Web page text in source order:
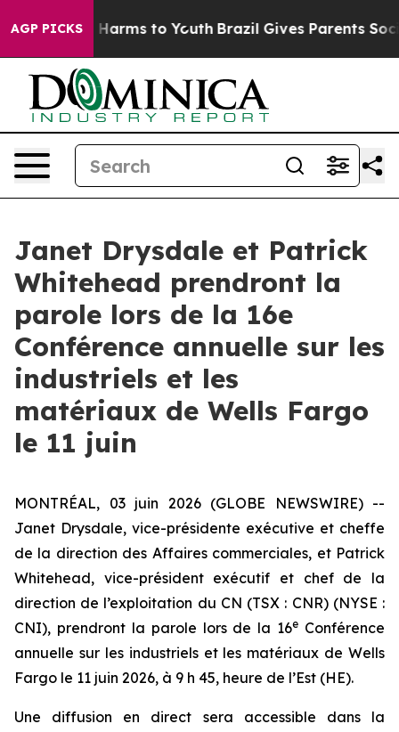
AGP PICKS
to Abate Harms to Youth Brazil Gives Parents
Janet Drysdale et Patrick
Whitehead prendront la
parole lors de la 16e
Conférence annuelle sur les
industriels et les
matériaux de Wells Fargo
le 11 juin
MONTRÉAL, 03 juin 2026 (GLOBE NEWSWIRE) --
Janet Drysdale, vice-présidente exécutive et cheffe
de la direction des Affaires commerciales, et Patrick
Whitehead, vice-président exécutif et chef de la
direction de l’exploitation du CN (TSX : CNR) (NYSE :
CNI), prendront la parole lors de la 16e Conférence
annuelle sur les industriels et les matériaux de Wells
Fargo le 11 juin 2026, à 9 h 45, heure de l’Est (HE).
Une diffusion en direct sera accessible dans la